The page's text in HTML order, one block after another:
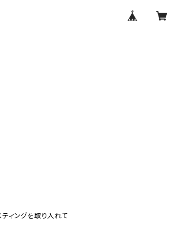
ィングを取り入れて